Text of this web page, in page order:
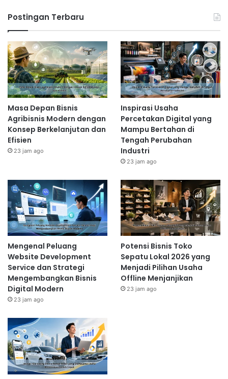
Postingan Terbaru
Masa Depan Bisnis
Agribisnis Modern dengan
Konsep Berkelanjutan dan
Efisien
23 jam ago
Inspirasi Usaha
Percetakan Digital yang
Mampu Bertahan di
Tengah Perubahan
Industri
23 jam ago
Mengenal Peluang
Website Development
Service dan Strategi
Mengembangkan Bisnis
Digital Modern
23 jam ago
Potensi Bisnis Toko
Sepatu Lokal 2026 yang
Menjadi Pilihan Usaha
Offline Menjanjikan
23 jam ago